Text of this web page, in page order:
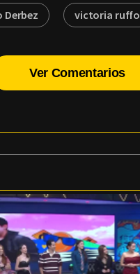
Derbez victoria ruffo
Ver Comentarios